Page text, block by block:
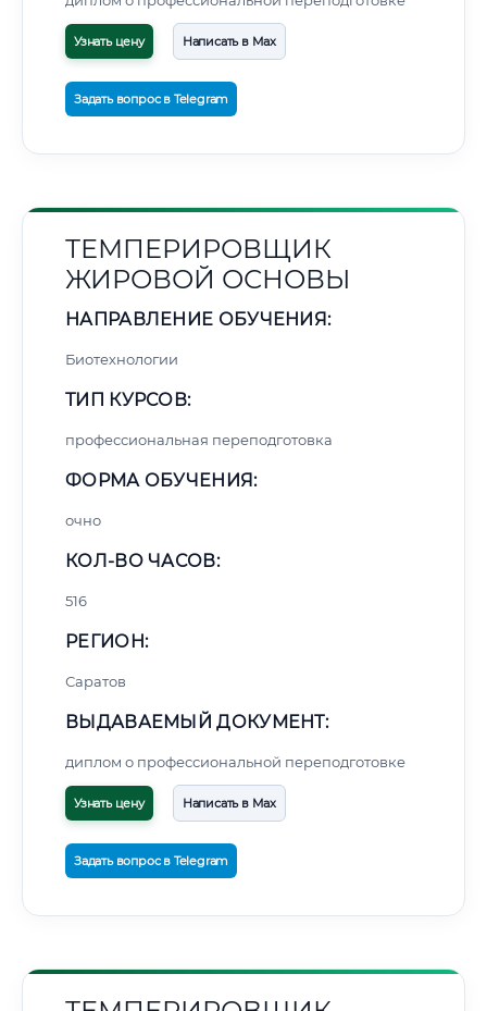
Узнать цену Написать в Max
Задать вопрос в Telegram
ТЕМПЕРИРОВЩИК
ЖИРОВОЙ ОСНОВЫ
НАПРАВЛЕНИЕ ОБУЧЕНИЯ:
Биотехнологии
ТИП КУРСОВ:
профессиональная переподготовка
ФОРМА ОБУЧЕНИЯ:
очно
КОЛ-ВО ЧАСОВ:
516
РЕГИОН:
Саратов
ВЫДАВАЕМЫЙ ДОКУМЕНТ:
диплом о профессиональной переподготовке
Узнать цену Написать в Max
Задать вопрос в Telegram